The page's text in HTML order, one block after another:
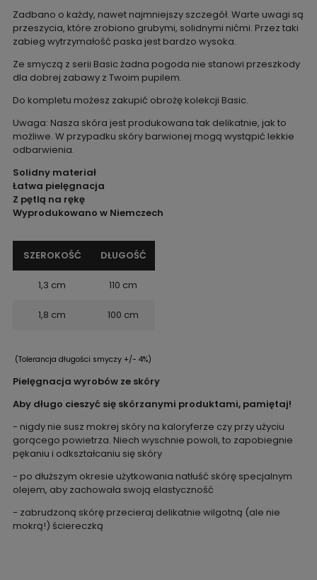
Zadbano o każdy, nawet najmniejszy szczegół. Warte uwagi są
przeszycia, które zrobiono grubymi, solidnymi nićmi. Przez taki
zabieg wytrzymałość paska jest bardzo wysoka.
Ze smyczą z serii Basic żadna pogoda nie stanowi przeszkody
dla dobrej zabawy z Twoim pupilem.
Do kompletu możesz zakupić obrożę kolekcji Basic.
Uwaga: Nasza skóra jest produkowana tak delikatnie, jak to
możliwe. W przypadku skóry barwionej mogą wystąpić lekkie
odbarwienia.
Solidny materiał
Łatwa pielęgnacja
Z pętlą na rękę
Wyprodukowano w Niemczech
SZEROKOŚĆ DŁUGOŚĆ
1,3 cm 110 cm
1,8 cm 100 cm
(Tolerancja długości smyczy +/- 4%)
Pielęgnacja wyrobów ze skóry
Aby długo cieszyć się skórzanymi produktami, pamiętaj!
- nigdy nie susz mokrej skóry na kaloryferze czy przy użyciu
gorącego powietrza. Niech wyschnie powoli, to zapobiegnie
pękaniu i odkształcaniu się skóry
- po dłuższym okresie użytkowania natłuść skórę specjalnym
olejem, aby zachowała swoją elastyczność
- zabrudzoną skórę przecieraj delikatnie wilgotną (ale nie
mokrą!) ściereczką